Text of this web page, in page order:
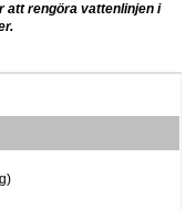
att rengöra vattenlinjen i